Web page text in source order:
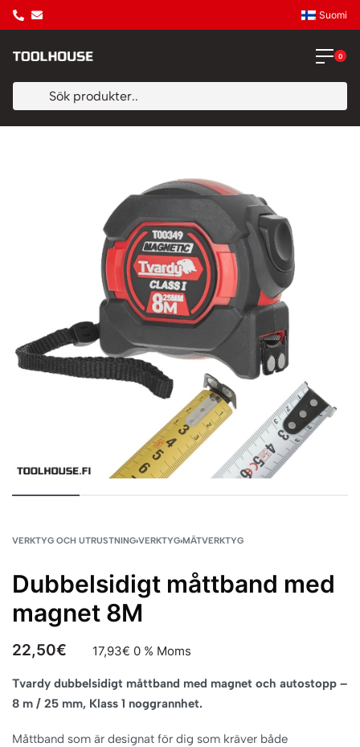
Suomi
0
VERKTYG OCH UTRUSTNING›VERKTYG›MÄTVERKTYG
Dubbelsidigt måttband med
magnet 8M
22,50€ 17,93€ 0 % Moms
Tvardy dubbelsidigt måttband med magnet och autostopp –
8 m / 25 mm, Klass 1 noggrannhet.
Måttband som är designat för dig som kräver både